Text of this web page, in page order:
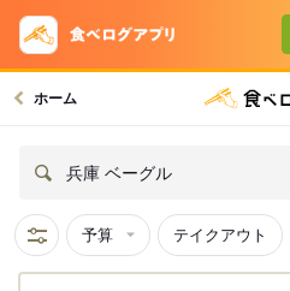
ホーム
兵庫 ベーグル
予算 テイクアウト